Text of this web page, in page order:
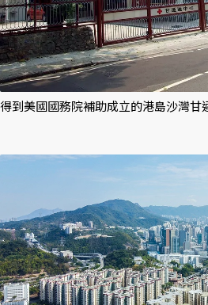
得到美國國務院補助成立的港島沙灣